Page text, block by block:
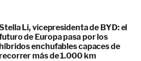
Li, vicepresidenta de BYD: el
de Europa pasa por los
enchufables capaces de
más de 1.000 km